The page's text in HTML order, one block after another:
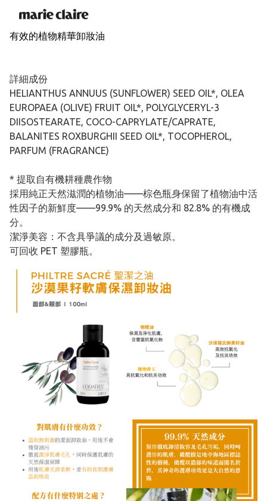
有效的植物精華卸妝油
詳細成份
HELIANTHUS ANNUUS (SUNFLOWER) SEED OIL*, OLEA
EUROPAEA (OLIVE) FRUIT OIL*, POLYGLYCERYL-3
DIISOSTEARATE, COCO-CAPRYLATE/CAPRATE,
BALANITES ROXBURGHII SEED OIL*, TOCOPHEROL,
PARFUM (FRAGRANCE)
* 提取自有機耕種農作物
採用純正天然滋潤的植物油——棕色瓶身保留了植物油中活
性因子的新鮮度——99.9% 的天然成分和 82.8% 的有機成
分。
潔淨美容：不含具爭議的成分及過敏原。
可回收 PET 塑膠瓶。